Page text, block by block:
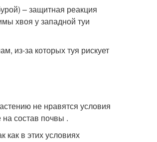
– защитная реакция
хвоя у западной туи
из-за которых туя рискует
не нравятся условия
состав почвы .
как в этих условиях